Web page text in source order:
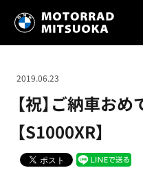
【祝】ご納車お
【S1000XR】
2019.06.23